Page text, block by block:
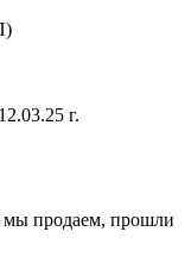
г.
мы продаем, прошли